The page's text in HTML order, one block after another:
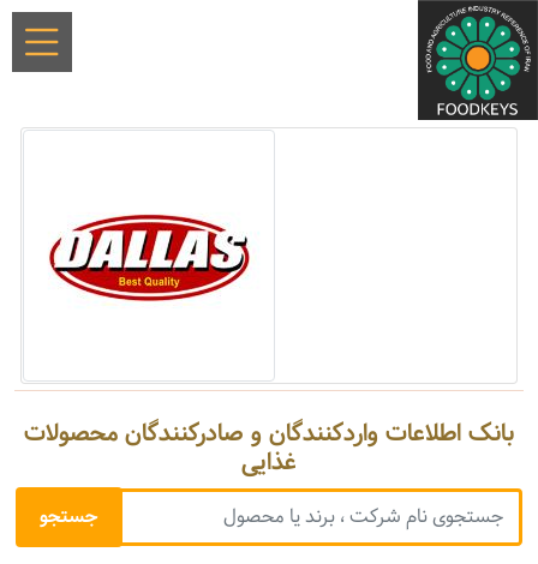
بانک اطلاعات واردکنندگان و صادرکنندگان محصولات
غذایی